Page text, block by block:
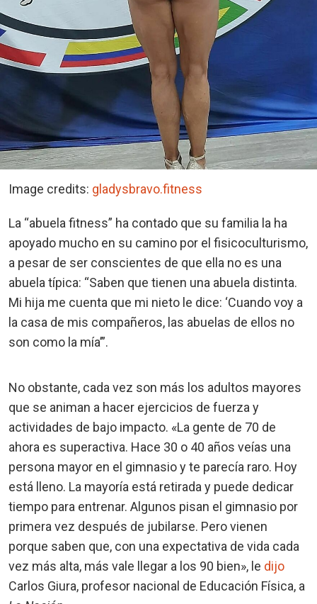
Image credits: gladysbravo.fitness
La “abuela fitness” ha contado que su familia la ha
apoyado mucho en su camino por el fisicoculturismo,
a pesar de ser conscientes de que ella no es una
abuela típica: “Saben que tienen una abuela distinta.
Mi hija me cuenta que mi nieto le dice: ‘Cuando voy a
la casa de mis compañeros, las abuelas de ellos no
son como la mía’”.
No obstante, cada vez son más los adultos mayores
que se animan a hacer ejercicios de fuerza y
actividades de bajo impacto. «La gente de 70 de
ahora es superactiva. Hace 30 o 40 años veías una
persona mayor en el gimnasio y te parecía raro. Hoy
está lleno. La mayoría está retirada y puede dedicar
tiempo para entrenar. Algunos pisan el gimnasio por
primera vez después de jubilarse. Pero vienen
porque saben que, con una expectativa de vida cada
vez más alta, más vale llegar a los 90 bien», le dijo
Carlos Giura, profesor nacional de Educación Física, a